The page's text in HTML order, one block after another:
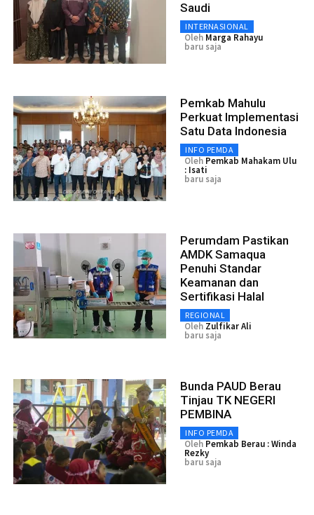
Saudi
INTERNASIONAL
Oleh Marga Rahayu
baru saja
Pemkab Mahulu
Perkuat Implementasi
Satu Data Indonesia
INFO PEMDA
Oleh Pemkab Mahakam Ulu
: Isati
baru saja
Perumdam Pastikan
AMDK Samaqua
Penuhi Standar
Keamanan dan
Sertifikasi Halal
REGIONAL
Oleh Zulfikar Ali
baru saja
Bunda PAUD Berau
Tinjau TK NEGERI
PEMBINA
INFO PEMDA
Oleh Pemkab Berau : Winda
Rezky
baru saja